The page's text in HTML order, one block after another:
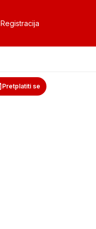
Registracija
Pretplatiti se